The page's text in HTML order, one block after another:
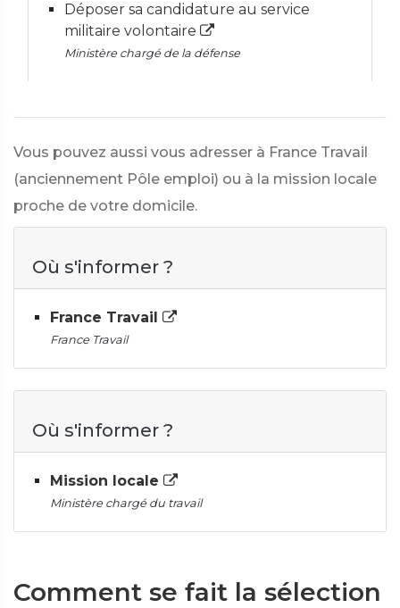
Déposer sa candidature au service
militaire volontaire
Ministère chargé de la défense
Vous pouvez aussi vous adresser à France Travail
(anciennement Pôle emploi) ou à la mission locale
proche de votre domicile.
Où s'informer ?
France Travail
France Travail
Où s'informer ?
Mission locale
Ministère chargé du travail
Comment se fait la sélection